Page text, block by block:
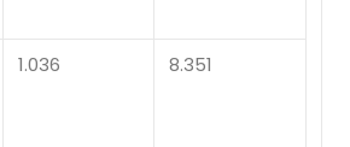
1.036 8.351